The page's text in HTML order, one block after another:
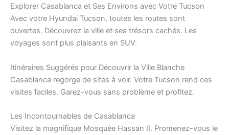
Explorer Casablanca et Ses Environs avec Votre Tucson
Avec votre Hyundai Tucson, toutes les routes sont
ouvertes. Découvrez la ville et ses trésors cachés. Les
voyages sont plus plaisants en SUV.
Itinéraires Suggérés pour Découvrir la Ville Blanche
Casablanca regorge de sites à voir. Votre Tucson rend ces
visites faciles. Garez-vous sans problème et profitez.
Les Incontournables de Casablanca
Visitez la magnifique Mosquée Hassan II. Promenez-vous le